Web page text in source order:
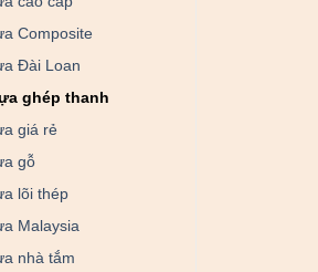
Composite
Đài Loan
ghép thanh
giá rẻ
gỗ
lõi thép
Malaysia
nhà tắm